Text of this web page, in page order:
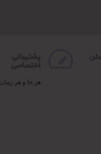
اختصاصی
هر جا و هر زمان